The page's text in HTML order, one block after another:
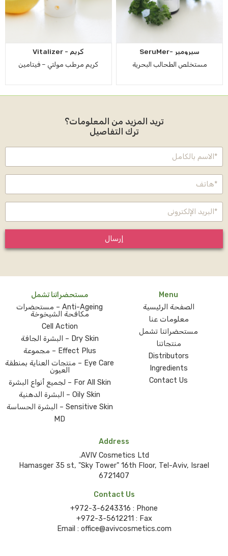
سيرومير -SeruMer
مستخلص الطحالب البحرية
كريم - Vitalizer
كريم مرطب مولتي – فيتامين
تريد المزيد من المعلومات؟
ترك التفاصيل
إرسال
Menu
الصفحة الرئيسية
معلومات عنا
مستحضراتنا تشمل
منتجاتنا
Distributors
Ingredients
Contact Us
مستحضراتنا تشمل
Anti-Ageing – مستحضرات
مكافحة الشيخوخة
Cell Action
Dry Skin – البشرة الجافة
Effect Plus – مجموعة
Eye Care – منتجات العناية بمنطقة
العيون
For All Skin – لجميع أنواع البشرة
Oily Skin – البشرة الدهنية
Sensitive Skin – البشرة الحساسة
MD
Address
AVIV Cosmetics Ltd.
Hamasger 35 st, "Sky Tower" 16th Floor, Tel-Aviv, Israel
6721407
Contact Us
Phone :
+972-3-6243316
Fax :
+972-3-5612211
Email : office@avivcosmetics.com